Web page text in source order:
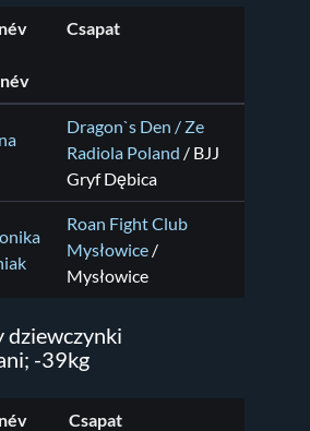
Csapat
Dragon`s Den / Ze
Radiola Poland / BJJ
Gryf Dębica
Roan Fight Club
Mysłowice /
Mysłowice
dziewczynki
-39kg
Csapat